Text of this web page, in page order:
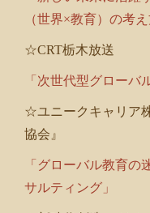
（世界×教育）の考え
☆CRT栃木放送
「次世代型グローバ
☆ユニークキャリア
協会』
「グローバル教育の
サルティング」